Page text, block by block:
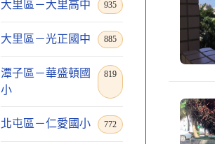
大里區－大里高中 935
大里區－光正國中 885
潭子區－華盛頓國
小
819
北屯區－仁愛國小 772